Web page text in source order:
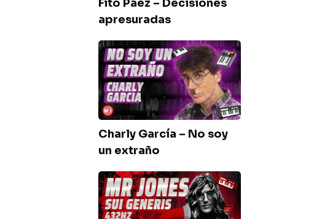
Fito Paez – Decisiones
apresuradas
Charly
García
No
soy
un
extraño
Charly García – No soy
un extraño
Sui
Generis
–